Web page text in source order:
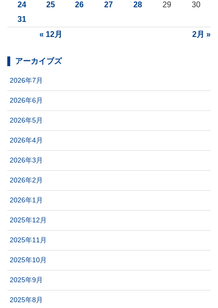
« 12月 2月 »
24
25 26 27 28 29
30
31
アーカイブズ
2026年7月
2026年6月
2026年5月
2026年4月
2026年3月
2026年2月
2026年1月
2025年12月
2025年11月
2025年10月
2025年9月
2025年8月